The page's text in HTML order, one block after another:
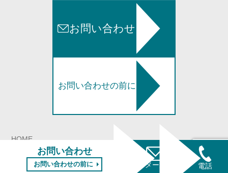
お問い合わせ
お問い合わせの前に
HOME
解決事例
お問い合わせ
お問い合わせの前に メール 電話